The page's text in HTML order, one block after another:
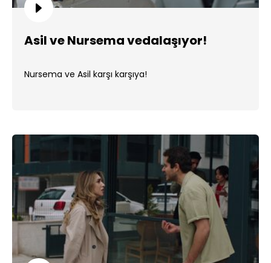
Asil ve Nursema vedalaşıyor!
Nursema ve Asil karşı karşıya!